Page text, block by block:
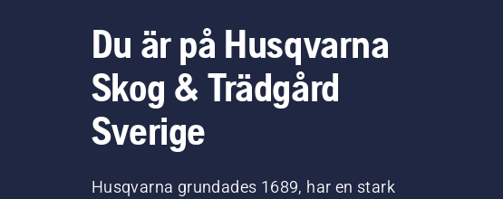
Du är på Husqvarna
Skog & Trädgård
Sverige
Husqvarna grundades 1689, har en stark